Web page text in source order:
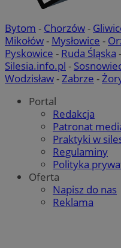
Bytom - Chorzów-
Mikołów- Mysłowice -
Pyskowice - Ruda Śląska -
Silesia.info.pl -
Wodzisław-Zabrze -
Portal
Redakcja
Patronat
Praktyki w
Regulaminy
Polityka
Oferta
Napisz do nas
Reklama